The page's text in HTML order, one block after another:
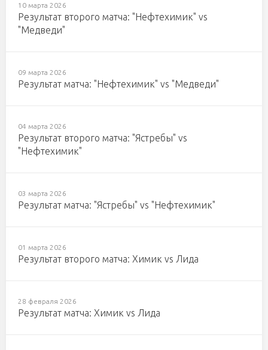
10 марта 2026
Результат второго матча: "Нефтехимик" vs
"Медведи"
09 марта 2026
Результат матча: "Нефтехимик" vs "Медведи"
04 марта 2026
Результат второго матча: "Ястребы" vs
"Нефтехимик"
03 марта 2026
Результат матча: "Ястребы" vs "Нефтехимик"
01 марта 2026
Результат второго матча: Химик vs Лида
28 февраля 2026
Результат матча: Химик vs Лида